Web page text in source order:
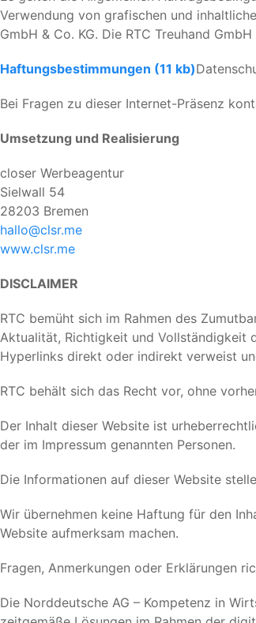
Verwendung von grafischen und
GmbH & Co. KG. Die RTC Treuhand
Haftungsbestimmungen (11 kb)
Bei Fragen zu dieser Internet-Präsenz
Umsetzung und Realisierung
closer Werbeagentur
Sielwall 54
28203 Bremen
hallo@clsr.me
www.clsr.me
DISCLAIMER
RTC bemüht sich im Rahmen des
Aktualität, Richtigkeit und Vollständigkeit
Hyperlinks direkt oder indirekt verweist
RTC behält sich das Recht vor, ohne
Der Inhalt dieser Website ist
der im Impressum genannten Personen.
Die Informationen auf dieser Website
Wir übernehmen keine Haftung für den
Website aufmerksam machen.
Fragen, Anmerkungen oder Erklärungen
Die Norddeutsche AG – Kompetenz in